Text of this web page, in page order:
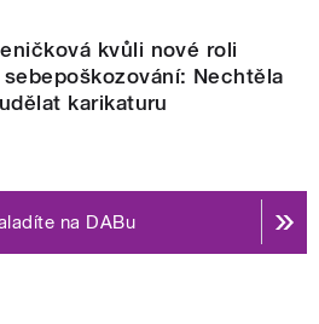
kvůli nové roli
Nechtěla
karikaturu
na DABu